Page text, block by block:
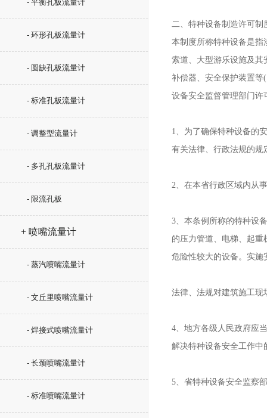
- 平衡孔板流量计
- 环形孔板流量计
- 圆缺孔板流量计
- 标准孔板流量计
- 调整型流量计
- 多孔孔板流量计
- 限流孔板
+ 喷嘴流量计
- 蒸汽喷嘴流量计
- 文丘里喷嘴流量计
- 焊接式喷嘴流量计
- 长颈喷嘴流量计
- 标准喷嘴流量计
二、特种设备制造许可制
本制度所称特种设备是指
索道、大型游乐设施及其
补偿器、安全保护装置
设备安全监督管理部门许
1、为了确保特种设备的
有关法律、行政法规的规
2、在本省行政区域内从
3、本条例所称的特种设
的压力管道、电梯、起
危险性较大的设备。实施
法律、法规对建筑施工现
4、地方各级人民政府应
解决特种设备安全工作中
5、省特种设备安全监察